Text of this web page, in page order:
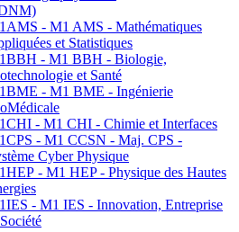
- M1 AMS - Mathématiques
et Statistiques
- M1 BBH - Biologie,
et Santé
- M1 BME - Ingénierie
- M1 CHI - Chimie et Interfaces
- M1 CCSN - Maj. CPS -
Cyber Physique
- M1 HEP - Physique des Hautes
- M1 IES - Innovation, Entreprise